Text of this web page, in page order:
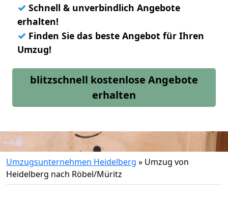
✓ Schnell & unverbindlich Angebote
erhalten!
✓ Finden Sie das beste Angebot für Ihren
Umzug!
blitzschnell kostenlose Angebote
erhalten
Umzugsunternehmen Heidelberg » Umzug von
Heidelberg nach Röbel/Müritz